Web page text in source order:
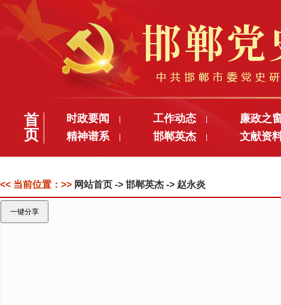
首
页
时政要闻 工作动态 廉政之
精神谱系 邯郸英杰 文献资
<< 当前位置：>> 网站首页 -> 邯郸英杰 -> 赵永炎
一键分享